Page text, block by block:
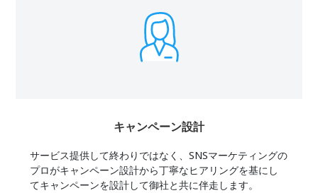
キャンペーン設計
サービス提供して終わりではなく、SNSマーケティングの
プロがキャンペーン設計から丁寧なヒアリングを基にし
てキャンペーンを設計して御社と共に伴走します。